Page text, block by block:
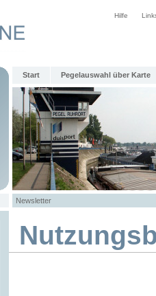
Hilfe
Start Pegelauswahl über Karte
Newsletter